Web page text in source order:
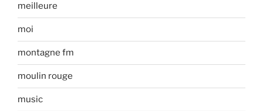
meilleure
moi
montagne fm
moulin rouge
music